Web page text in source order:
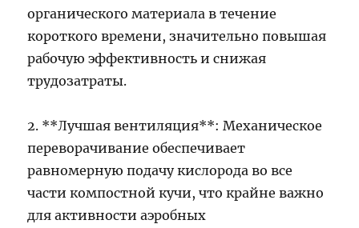
органического материала в течение
короткого времени, значительно повышая
рабочую эффективность и снижая
трудозатраты.
2. **Лучшая вентиляция**: Механическое
переворачивание обеспечивает
равномерную подачу кислорода во все
части компостной кучи, что крайне важно
для активности аэробных